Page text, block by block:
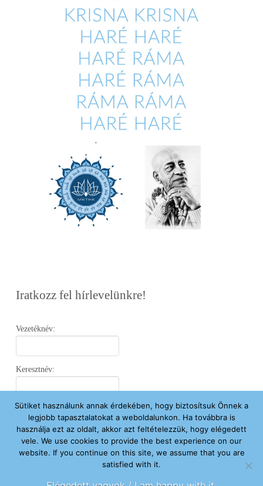
Iratkozz fel hírlevelünkre!
Vezetéknév:
Keresztnév:
Email:
Elfogadom az Adatvédelmi Nyilatkozatot.
Sütiket használunk annak érdekében, hogy biztosítsuk Önnek a
legjobb tapasztalatokat a weboldalunkon. Ha továbbra is
használja ezt az oldalt, akkor azt feltételezzük, hogy elégedett
vele. We use cookies to provide the best experience on our
website. If you continue on this site, we assume that you are
satisfied with it.